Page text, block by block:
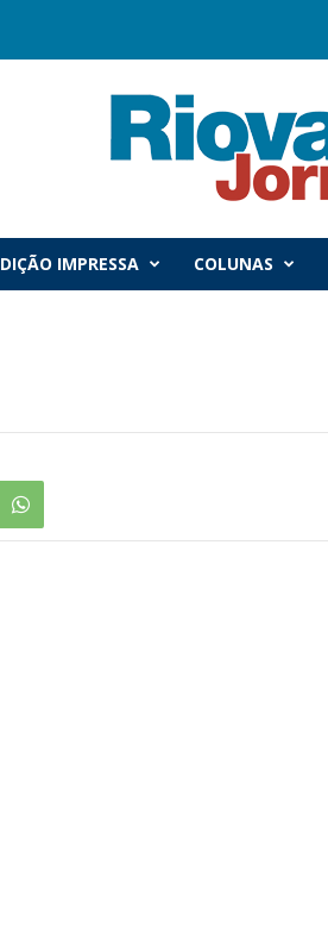
IMPRESSA COLUNAS